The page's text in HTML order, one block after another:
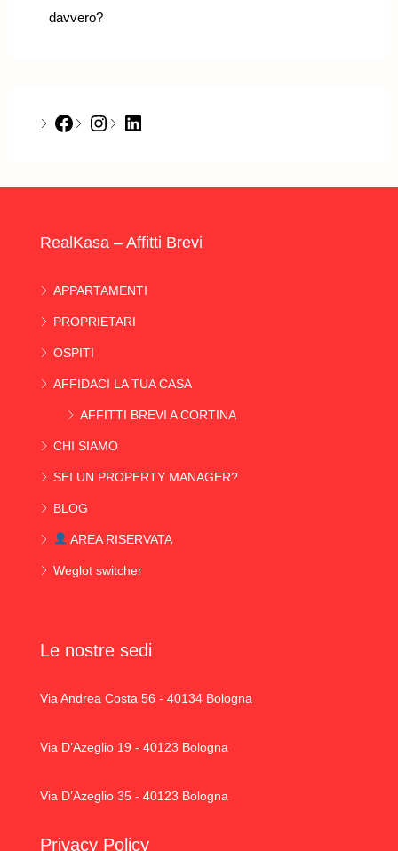
davvero?
Facebook
Instagram
LinkedIn
RealKasa – Affitti Brevi
APPARTAMENTI
PROPRIETARI
OSPITI
AFFIDACI LA TUA CASA
AFFITTI BREVI A CORTINA
CHI SIAMO
SEI UN PROPERTY MANAGER?
BLOG
AREA RISERVATA
Weglot switcher
Le nostre sedi
Via Andrea Costa 56 - 40134 Bologna
Via D’Azeglio 19 - 40123 Bologna
Via D’Azeglio 35 - 40123 Bologna
Privacy Policy